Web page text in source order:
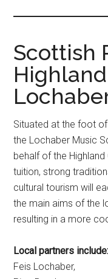
Scottish
Situated at the foot
the Lochaber Music
behalf of the
tuition, strong
cultural tourism will
the main aims of the
resulting in a more
Local partners include:
Feis Lochaber,